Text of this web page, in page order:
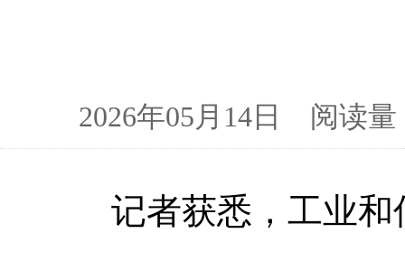
2026年05月14日 阅读
记者获悉，工业和